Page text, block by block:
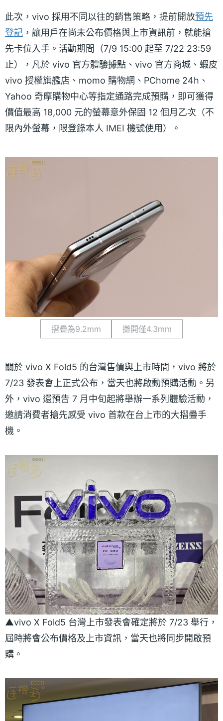
此次，vivo 採用不同以往的銷售策略，提前開放預先
登記 ，讓用戶在尚未公布價格與上市資訊前，就能搶
先卡位入手。活動期間（7/9 15:00 起至 7/22 23:59
止），凡於 vivo 官方體驗據點、vivo 官方商城、蝦皮
vivo 授權旗艦店、momo 購物網、PChome 24h、
Yahoo 奇摩購物中心等指定通路完成預購，即可獲得
價值最高 18,000 元的螢幕意外保固 12 個月乙次（不
限內外螢幕，限登錄本人 IMEI 機號使用）。
摺疊為9.2mm 攤開僅4.3mm
關於 vivo X Fold5 的台灣售價與上市時間，vivo 將於
7/23 發表會上正式公布，當天也將啟動預購活動。另
外，vivo 還預告 7 月中旬起將舉辦一系列體驗活動，
邀請消費者搶先感受 vivo 首款在台上市的大摺疊手
機。
▲vivo X Fold5 台灣上市發表會確定將於 7/23 舉行，
屆時將會公布價格及上市資訊，當天也將同步開啟預
購。